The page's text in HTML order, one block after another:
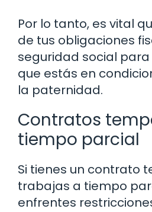
Por lo tanto, es vital
de tus obligaciones
seguridad social
que estás en
la paternidad.
Contratos
tiempo parcial
Si tienes un contrato
trabajas a tiempo
enfrentes